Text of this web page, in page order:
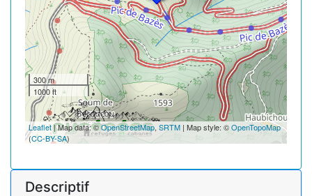
300 m
1000 ft
Leaflet| Map data: ©OpenStreetMap, SRTM | Map style: ©OpenTopoMap
(CC-BY-SA)
Descriptif